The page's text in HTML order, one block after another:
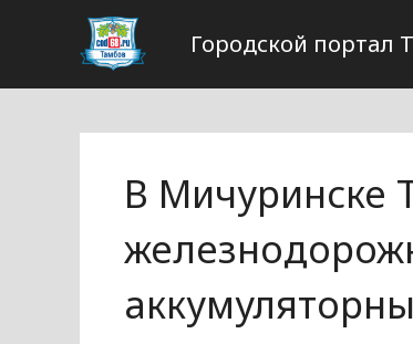
Городской портал
В Мичуринске